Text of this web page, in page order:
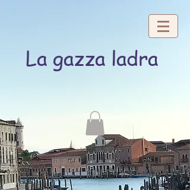
La gazza ladra